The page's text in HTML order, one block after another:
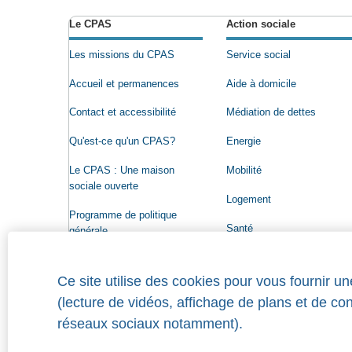
Ce site utilise des cookies pour vous fournir
(lecture de vidéos, affichage de plans et de
réseaux sociaux notamment).
Le CPAS
Les missions du CPAS
Accueil et permanences
Contact et accessibilité
Qu'est-ce qu'un CPAS?
Le CPAS : Une maison
sociale ouverte
Programme de politique
générale
Organigramme
Offres d'emploi
Action sociale
Service social
Aide à domicile
Médiation de dettes
Energie
Mobilité
Logement
Santé